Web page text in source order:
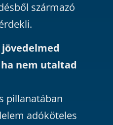
származó
nem utaltad
pillanatában
adóköteles